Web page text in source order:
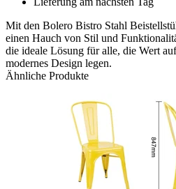
Mit den Bolero Bistro Stahl
einen Hauch von Stil und
die ideale Lösung für alle, die Wert
modernes Design legen.
Ähnliche Produkte